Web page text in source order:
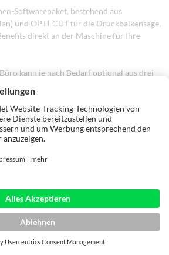
Softwarepaket, bestehend aus
und OPTI-CUT für die Druckbalkensäge,
direkt an der Maschine für Ihre
kann je nach Bedarf optional aus drei
Einstieg in die
Benefits der OPTI-Base und zahlreichen
der gesamten HOLZ-HER